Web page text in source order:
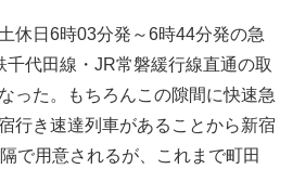
休日6時03分発～6時44分発の急
代田線・JR常磐緩行線直通の取
った。もちろんこの隙間に快速急
行き速達列車があることから新宿
で用意されるが、これまで町田